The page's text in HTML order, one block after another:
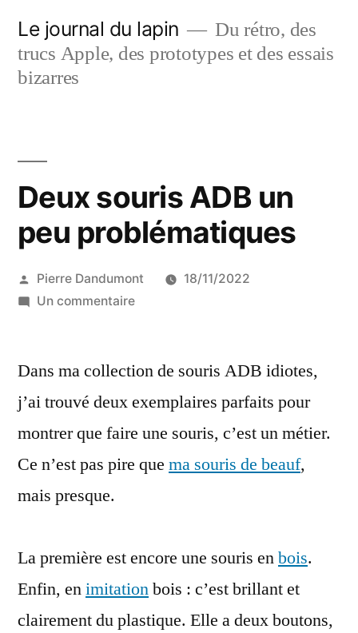
contenu
Le journal du lapin
Du rétro, des
trucs Apple, des prototypes et des essais
bizarres
Deux souris ADB un
peu problématiques
Publié
par
Pierre Dandumont
18/11/2022
Un commentairesur
ADB
peu
problématiques
Dans ma collection de souris ADB idiotes,
j’ai trouvé deux exemplaires parfaits pour
montrer que faire une souris, c’est un métier.
Ce n’est pas pire que ma souris de beauf,
mais presque.
La première est encore une souris enbois.
Enfin, enimitationbois : c’est brillant et
clairement du plastique. Elle a deux boutons,